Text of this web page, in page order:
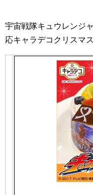
宇宙戦隊キュウレンジ
応キャラデコクリスマス